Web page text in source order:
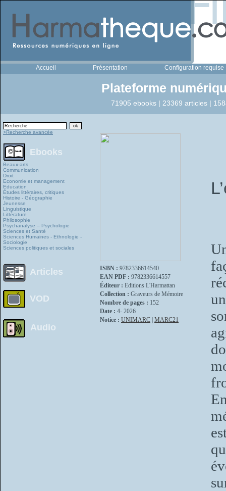
Accueil Présentation Configuration requise
Plateforme
71905 ebooks | 23369 articles |
>Recherche avancée
Ebooks
Beaux-arts
Communication
Droit
Economie et management
Education
Études littéraires, critiques
Histoire - Géographie
Jeunesse
Linguistique
Littérature
Philosophie
Psychanalyse – Psychologie
Sciences et Santé
Sciences Humaines - Ethnologie -
Sociologie
Sciences politiques et sociales
Articles
VOD
Audio
ISBN : 9782336614540
EAN PDF : 9782336614557
Éditeur : Editions L'Harmattan
Collection : Graveurs de Mémoire
Nombre de pages : 152
Date : 4- 2026
Notice : UNIMARC MARC21